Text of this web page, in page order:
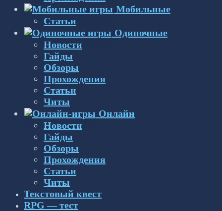
Мобильные
Статьи
Одиночные
Новости
Гайды
Обзоры
Прохождения
Статьи
Читы
Онлайн
Новости
Гайды
Обзоры
Прохождения
Статьи
Читы
Текстовый квест
RPG — тест